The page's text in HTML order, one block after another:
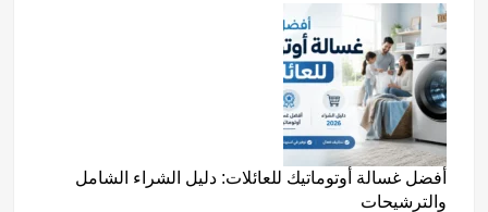
أفضل غسالة أوتوماتيك للعائلات: دليل الشراء الشامل
والترشيحات